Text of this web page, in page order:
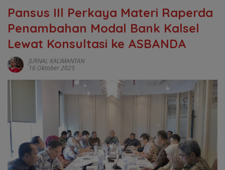
‎Pansus IIl Perkaya Materi Raperda
Penambahan Modal Bank Kalsel
Lewat Konsultasi ke ASBANDA
JURNAL KALIMANTAN
16 Oktober 2025